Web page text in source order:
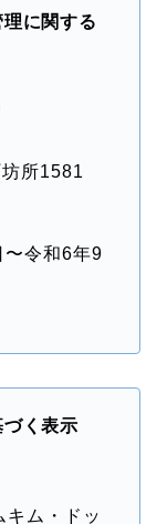
に関する
所1581
〜令和6年9
く表示
キム・ドッ